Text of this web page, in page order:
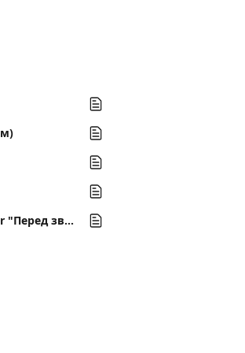
JS functions. Передача событий в Google DV360 или Google Campaign Manager "Перед звонком"